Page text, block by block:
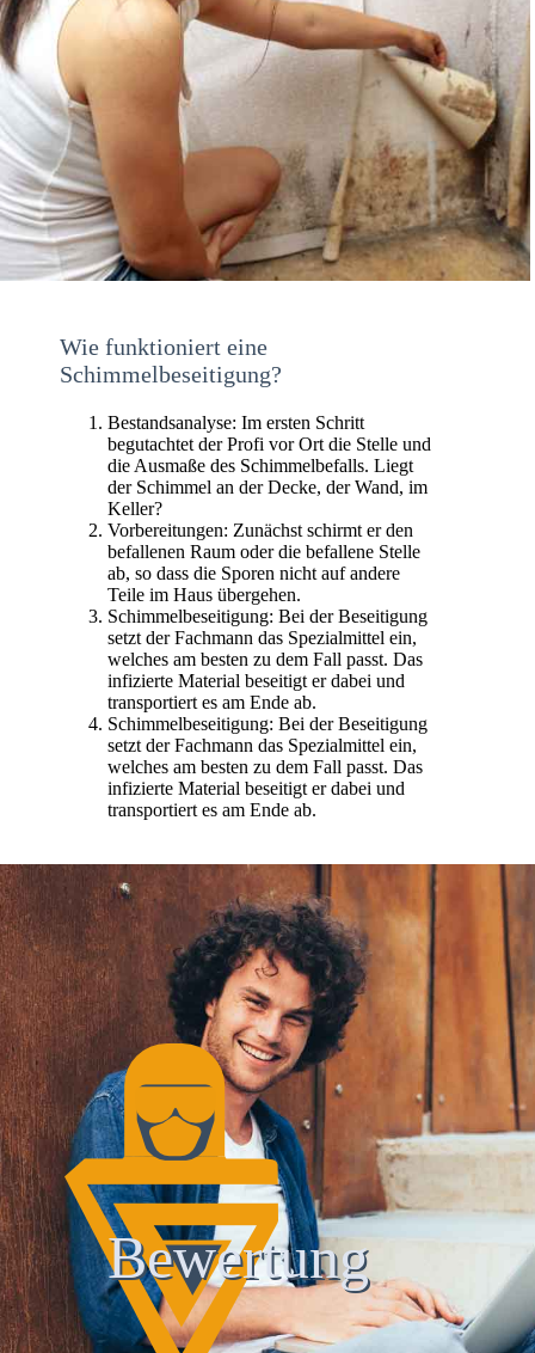
Wie funktioniert eine
Schimmelbeseitigung?
Bestandsanalyse: Im ersten Schritt
begutachtet der Profi vor Ort die Stelle und
die Ausmaße des Schimmelbefalls. Liegt
der Schimmel an der Decke, der Wand, im
Keller?
Vorbereitungen: Zunächst schirmt er den
befallenen Raum oder die befallene Stelle
ab, so dass die Sporen nicht auf andere
Teile im Haus übergehen.
Schimmelbeseitigung: Bei der Beseitigung
setzt der Fachmann das Spezialmittel ein,
welches am besten zu dem Fall passt. Das
infizierte Material beseitigt er dabei und
transportiert es am Ende ab.
Schimmelbeseitigung: Bei der Beseitigung
setzt der Fachmann das Spezialmittel ein,
welches am besten zu dem Fall passt. Das
infizierte Material beseitigt er dabei und
transportiert es am Ende ab.
Bewertung